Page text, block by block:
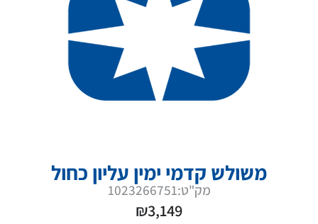
משולש קדמי ימין עליון כחול
מק"ט:1023266751
₪3,149